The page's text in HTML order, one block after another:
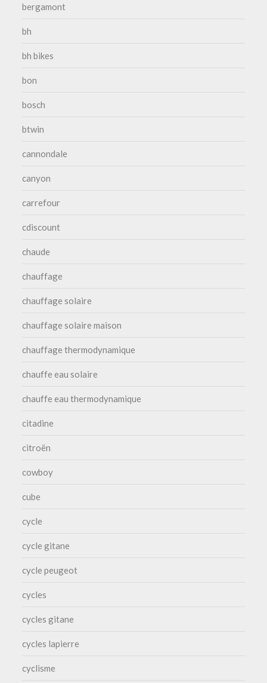
bergamont
bh
bh bikes
bon
bosch
btwin
cannondale
canyon
carrefour
cdiscount
chaude
chauffage
chauffage solaire
chauffage solaire maison
chauffage thermodynamique
chauffe eau solaire
chauffe eau thermodynamique
citadine
citroën
cowboy
cube
cycle
cycle gitane
cycle peugeot
cycles
cycles gitane
cycles lapierre
cyclisme